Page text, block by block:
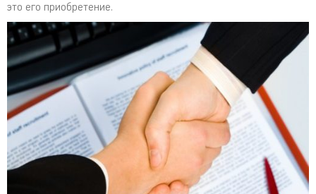
это его приобретение.